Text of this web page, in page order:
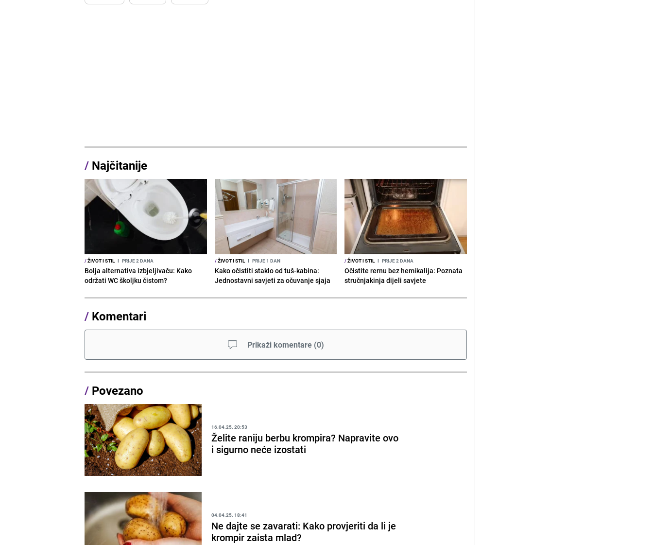
/ Najčitanije
/ŽIVOT I STIL I PRIJE 2 DANA
Bolja alternativa izbjeljivaču: Kako
održati WC školjku čistom?
/ŽIVOT I STIL I PRIJE 1 DAN
Kako očistiti staklo od tuš-kabina:
Jednostavni savjeti za očuvanje sjaja
/ŽIVOT I STIL I PRIJE 2 DANA
Očistite rernu bez hemikalija: Poznata
stručnjakinja dijeli savjete
/ Komentari
Prikaži komentare (0)
/ Povezano
16.04.25. 20:53
Želite raniju berbu krompira? Napravite ovo
i sigurno neće izostati
04.04.25. 18:41
Ne dajte se zavarati: Kako provjeriti da li je
krompir zaista mlad?